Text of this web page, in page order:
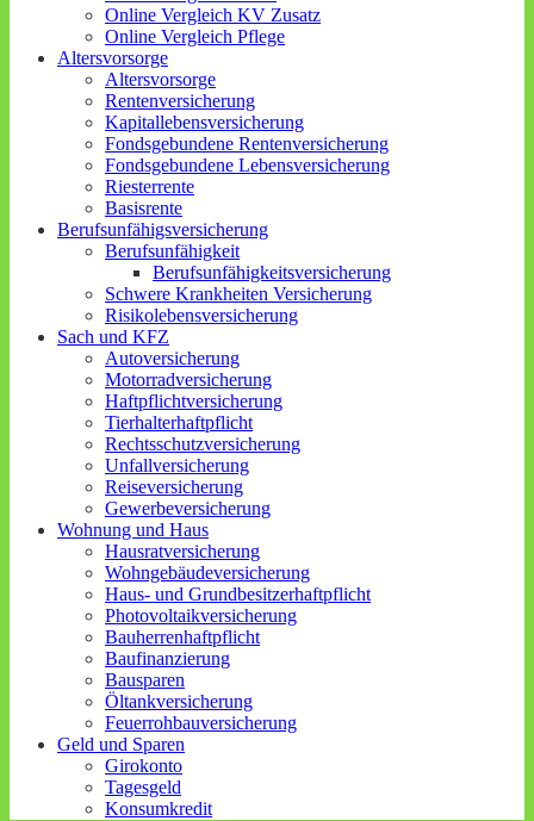
Online Vergleich KV Zusatz
Online Vergleich Pflege
Altersvorsorge
Altersvorsorge
Rentenversicherung
Kapitallebensversicherung
Fondsgebundene Rentenversicherung
Fondsgebundene Lebensversicherung
Riesterrente
Basisrente
Berufsunfähigsversicherung
Berufs­unfähigkeit
Berufsunfähigkeitsversicherung
Schwere Krankheiten Versicherung
Risikolebensversicherung
Sach und KFZ
Autoversicherung
Motorradversicherung
Haftpflichtversicherung
Tierhalterhaftpflicht
Rechtsschutzversicherung
Unfallversicherung
Reiseversicherung
Gewerbeversicherung
Wohnung und Haus
Hausratversicherung
Wohngebäudeversicherung
Haus- und Grundbesitzerhaftpflicht
Photovoltaikversicherung
Bauherrenhaftpflicht
Baufinanzierung
Bausparen
Öltankversicherung
Feuerrohbauversicherung
Geld und Sparen
Girokonto
Tagesgeld
Konsumkredit